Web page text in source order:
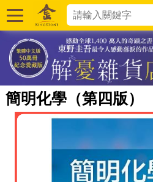
簡明化學（第四版）